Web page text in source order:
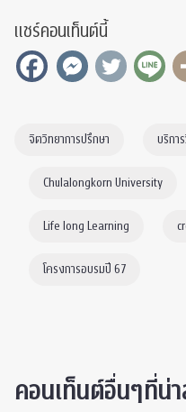
แชร์คอนเท็นต์นี้
จิตวิทยาการปรึกษา บริกา
Chulalongkorn University
Life long Learning
โครงการอบรมปี 67
คอนเท็นต์อื่นๆที่น่า